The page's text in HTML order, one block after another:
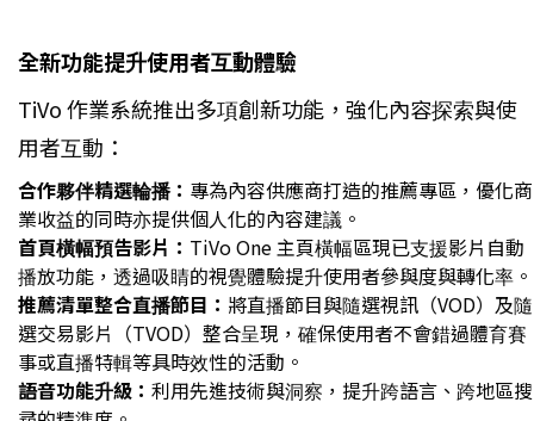
全新功能提升使用者互動體驗
TiVo 作業系統推出多項創新功能，強化內容探索與使
用者互動：
合作夥伴精選輪播： 專為內容供應商打造的推薦專區，優化商
業收益的同時亦提供個人化的內容建議。
首頁橫幅預告影片： TiVo One 主頁橫幅區現已支援影片自動
播放功能，透過吸睛的視覺體驗提升使用者參與度與轉化率。
推薦清單整合直播節目： 將直播節目與隨選視訊（VOD）及隨
選交易影片（TVOD）整合呈現，確保使用者不會錯過體育賽
事或直播特輯等具時效性的活動。
語音功能升級： 利用先進技術與洞察，提升跨語言、跨地區搜